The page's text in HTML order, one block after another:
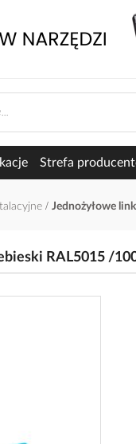
Strefa
Jednożyłowe
RAL5015 /